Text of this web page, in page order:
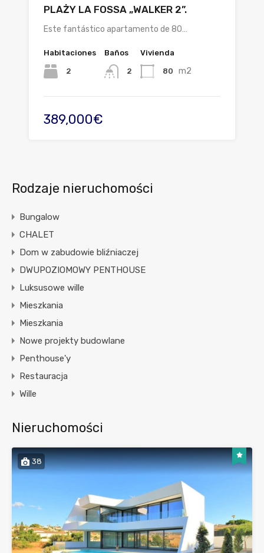
PLAŻY LA FOSSA „WALKER 2”.
Este fantástico apartamento de 80…
Habitaciones
2
Baños
2
Vivienda
80 m2
389,000€
Rodzaje nieruchomości
Bungalow
CHALET
Dom w zabudowie bliźniaczej
DWUPOZIOMOWY PENTHOUSE
Luksusowe wille
Mieszkania
Mieszkania
Nowe projekty budowlane
Penthouse'y
Restauracja
Wille
Nieruchomości
38